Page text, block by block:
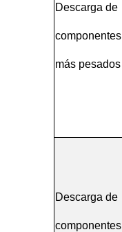
Descarga de
componentes
más pesados
Descarga de
componentes